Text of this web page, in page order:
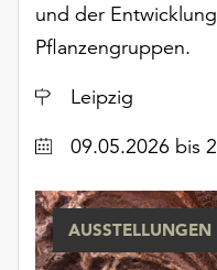
Weitere
Informationen
Sie
unserer
oder
dem
Impressum
und der
Pflanzengruppen.
Ort
Leipzig
Datum09.05.2026 bis
AUSSTELLUNGEN